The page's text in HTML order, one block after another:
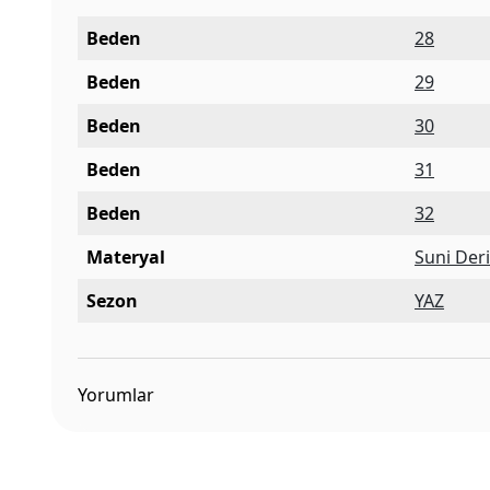
Beden
28
Beden
29
Beden
30
Beden
31
Beden
32
Materyal
Suni Deri
Sezon
YAZ
Yorumlar